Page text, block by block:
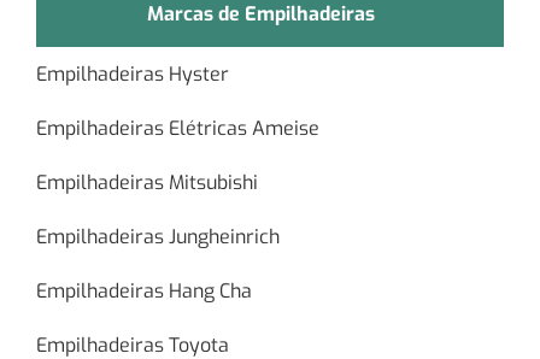
Marcas de Empilhadeiras
Empilhadeiras Hyster
Empilhadeiras Elétricas Ameise
Empilhadeiras Mitsubishi
Empilhadeiras Jungheinrich
Empilhadeiras Hang Cha
Empilhadeiras Toyota